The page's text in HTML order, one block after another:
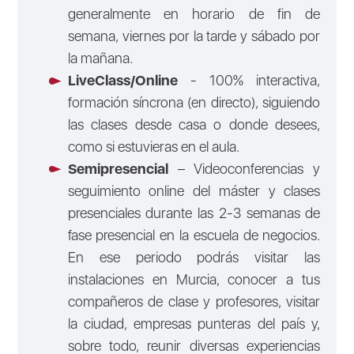
generalmente en horario de fin de
semana, viernes por la tarde y sábado por
la mañana.
LiveClass/Online - 100% interactiva,
formación síncrona (en directo), siguiendo
las clases desde casa o donde desees,
como si estuvieras en el aula.
Semipresencial– Videoconferencias y
seguimiento online del máster y clases
presenciales durante las 2-3 semanas de
fase presencial en la escuela de negocios.
En ese periodo podrás visitar las
instalaciones en Murcia, conocer a tus
compañeros de clase y profesores, visitar
la ciudad, empresas punteras del país y,
sobre todo, reunir diversas experiencias